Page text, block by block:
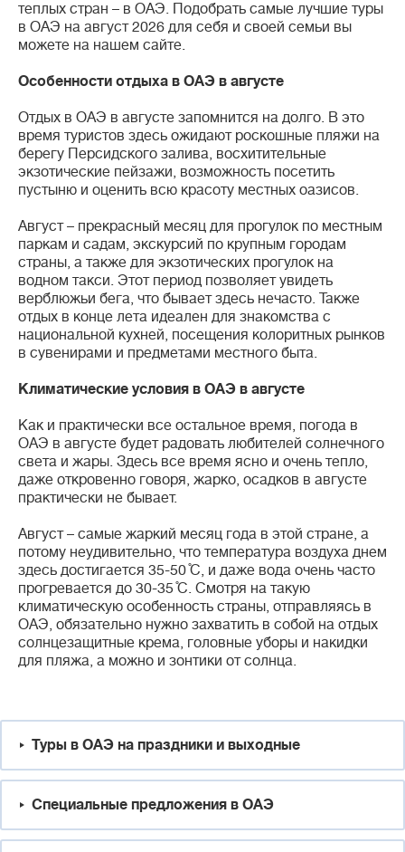
теплых стран – в ОАЭ. Подобрать самые лучшие туры
в ОАЭ на август 2026 для себя и своей семьи вы
можете на нашем сайте.
Особенности отдыха в ОАЭ в августе
Отдых в ОАЭ в августе запомнится на долго. В это
время туристов здесь ожидают роскошные пляжи на
берегу Персидского залива, восхитительные
экзотические пейзажи, возможность посетить
пустыню и оценить всю красоту местных оазисов.
Август – прекрасный месяц для прогулок по местным
паркам и садам, экскурсий по крупным городам
страны, а также для экзотических прогулок на
водном такси. Этот период позволяет увидеть
верблюжьи бега, что бывает здесь нечасто. Также
отдых в конце лета идеален для знакомства с
национальной кухней, посещения колоритных рынков
в сувенирами и предметами местного быта.
Климатические условия в ОАЭ в августе
Как и практически все остальное время, погода в
ОАЭ в августе будет радовать любителей солнечного
света и жары. Здесь все время ясно и очень тепло,
даже откровенно говоря, жарко, осадков в августе
практически не бывает.
Август – самые жаркий месяц года в этой стране, а
потому неудивительно, что температура воздуха днем
здесь достигается 35-50 ̊С, и даже вода очень часто
прогревается до 30-35 ̊С. Смотря на такую
климатическую особенность страны, отправляясь в
ОАЭ, обязательно нужно захватить в собой на отдых
солнцезащитные крема, головные уборы и накидки
для пляжа, а можно и зонтики от солнца.
Туры в ОАЭ на праздники и выходные
Специальные предложения в ОАЭ